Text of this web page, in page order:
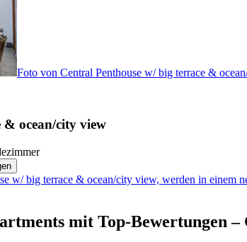
Foto von Central Penthouse w/ big terrace &
& ocean/city view
w/ big terrace & ocean/city view, werden in einem
mit Top-Bewertungen –